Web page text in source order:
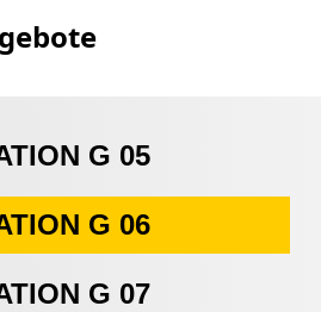
G 05
G 06
G 07